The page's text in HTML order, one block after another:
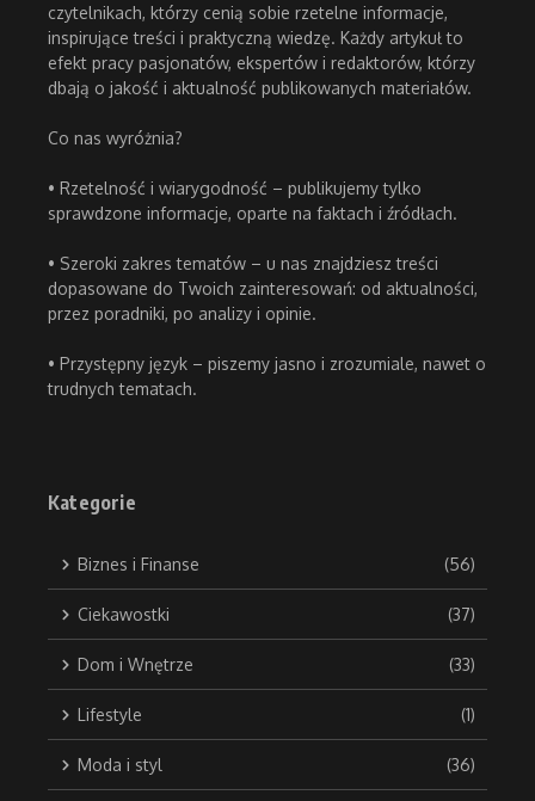
czytelnikach, którzy cenią sobie rzetelne informacje,
inspirujące treści i praktyczną wiedzę. Każdy artykuł to
efekt pracy pasjonatów, ekspertów i redaktorów, którzy
dbają o jakość i aktualność publikowanych materiałów.
Co nas wyróżnia?
• Rzetelność i wiarygodność – publikujemy tylko
sprawdzone informacje, oparte na faktach i źródłach.
• Szeroki zakres tematów – u nas znajdziesz treści
dopasowane do Twoich zainteresowań: od aktualności,
przez poradniki, po analizy i opinie.
• Przystępny język – piszemy jasno i zrozumiale, nawet o
trudnych tematach.
Kategorie
Biznes i Finanse (56)
Ciekawostki (37)
Dom i Wnętrze (33)
Lifestyle (1)
Moda i styl (36)